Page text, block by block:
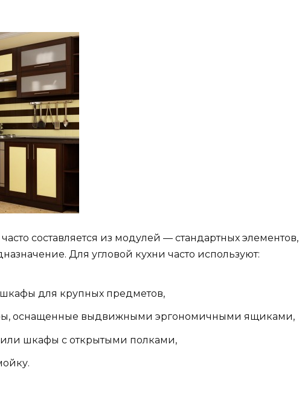
составляется из модулей — стандартных элементов,
Для угловой кухни часто используют:
для крупных предметов,
оснащенные выдвижными эргономичными ящиками,
или шкафы с открытыми полками,